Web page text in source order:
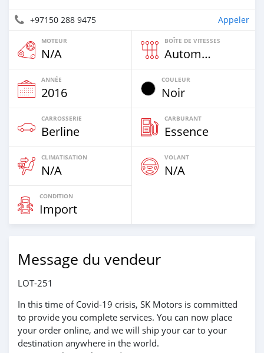
+97150 288 9475 Appeler
MOTEUR
N/A
BOÎTE DE VITESSES
Automatique
ANNÉE
2016
COULEUR
Noir
CARROSSERIE
Berline
CARBURANT
Essence
CLIMATISATION
N/A
VOLANT
N/A
CONDITION
Import
Message du vendeur
LOT-251
In this time of Covid-19 crisis, SK Motors is committed
to provide you complete services. You can now place
your order online, and we will ship your car to your
destination anywhere in the world.